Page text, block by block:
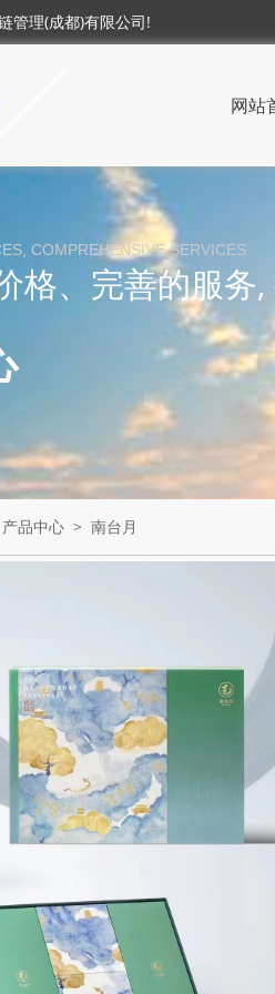
管理(成都)有限公司!
网站
COMPREHENSIVE SERVICES
格、完善的服务
产品中心 > 南台月